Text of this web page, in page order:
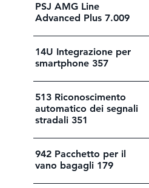
PSJ AMG Line
Advanced Plus 7.009
14U Integrazione per
smartphone 357
513 Riconoscimento
automatico dei segnali
stradali 351
942 Pacchetto per il
vano bagagli 179